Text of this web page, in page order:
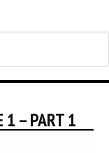
1 – PART 1